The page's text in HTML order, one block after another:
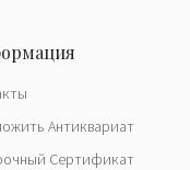
Антиквариат
Сертификат